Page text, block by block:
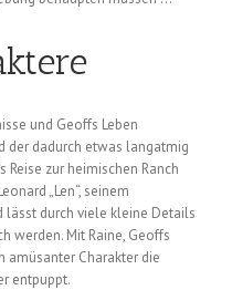
und Geoffs Leben
der dadurch etwas langatmig
zur heimischen Ranch
„Len“, seinem
lässt durch viele kleine Details
werden. Mit Raine, Geoffs
amüsanter Charakter die
entpuppt.